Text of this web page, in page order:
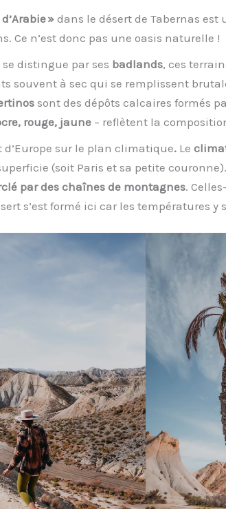
»dans le désert de Tabernas est
Ce n’est donc pas une oasis naturelle !
se distingue par ses badlands, ces
souvent à sec qui se remplissent
sont des dépôts calcaires formés
rouge, jaune – reflètent la
d’Europe sur le plan climatique. Le
(soit Paris et sa petite
par des chaînes de montagnes.
s’est formé ici car les températures